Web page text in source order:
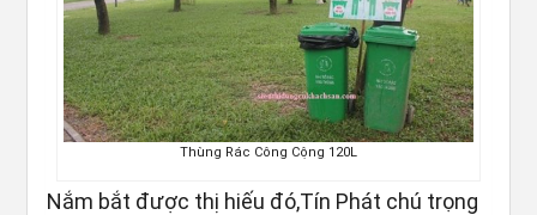
Thùng Rác Công Cộng 120L
Nắm bắt được thị hiếu đó,Tín Phát chú trọng